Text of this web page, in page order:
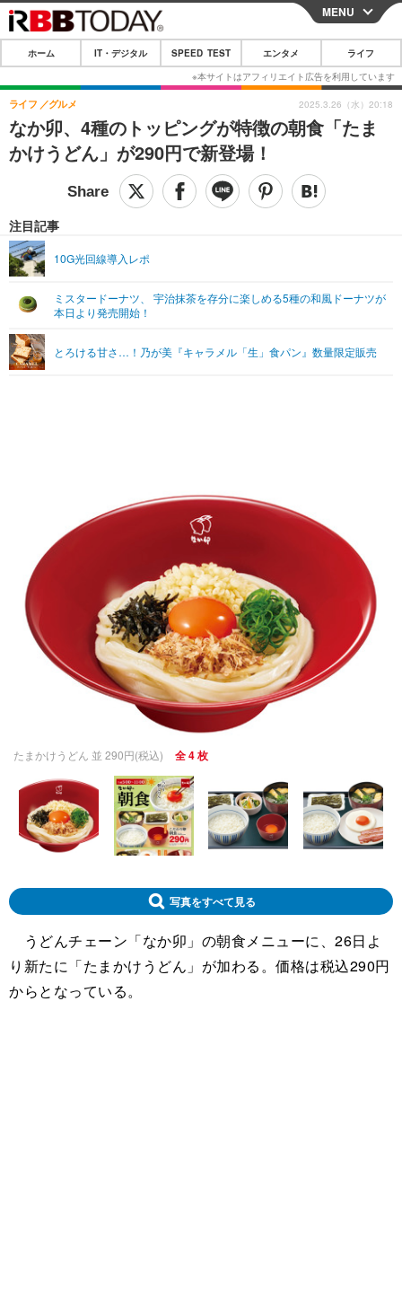
CLOSE
ホーム
IT・デジタル
IT・デジタルTOP スマートフォン
ショッピング その他
SPEED TEST
エンタメTOP 映画・ドラマ
グラビア
ショッピング その他
ライフTOP
その他
リリース一覧
MENU
ホーム IT・デジタル SPEED TEST エンタメ ライフ
なか卯、4種のトッピングが特徴の朝食「たま
かけうどん」が290円で新登場！
ライフ グルメ
注目記事
10G光回線導入レポ
ミスタードーナツ、 宇治抹茶を存分に楽しめる5種の和風ドーナツが
本日より発売開始！
とろける甘さ…！乃が美『キャラメル「生」食パン』数量限定販売
2025.3.26（水）20:18
たまかけうどん 並 290円(税込) 全 4 枚
写真をすべて見る
うどんチェーン「なか卯」の朝食メニューに、26日よ
り新たに「たまかけうどん」が加わる。価格は税込290円
からとなっている。